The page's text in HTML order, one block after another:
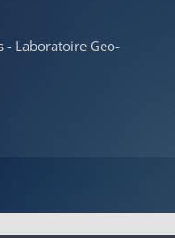
- Laboratoire Geo-